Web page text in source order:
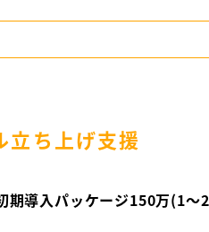
立ち上げ支援
期導入パッケージ150万(1～